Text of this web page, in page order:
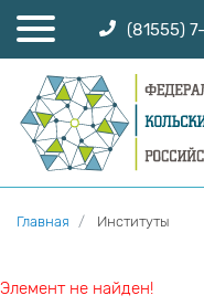
(81555)
Главная Институты
Элемент не найден!